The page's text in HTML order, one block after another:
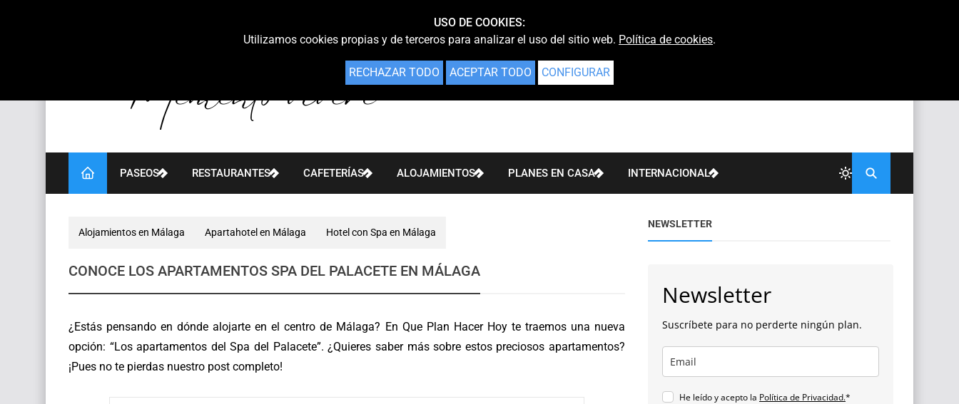
PASEOS RESTAURANTES CAFETERÍAS ALOJAMIENTOS PLANES EN CASA INTERNACIONAL
Alojamientos en Málaga Apartahotel en Málaga Hotel con Spa en Málaga
CONOCE LOS APARTAMENTOS SPA DEL PALACETE EN MÁLAGA
¿Estás pensando en dónde alojarte en el centro de Málaga? En Que Plan Hacer Hoy te traemos una nueva
opción: “Los apartamentos del Spa del Palacete”. ¿Quieres saber más sobre estos preciosos apartamentos?
¡Pues no te pierdas nuestro post completo!
NEWSLETTER
Newsletter
Suscríbete para no perderte ningún plan.
He leído y acepto la Política de Privacidad.*
USO DE COOKIES:
Utilizamos cookies propias y de terceros para analizar el uso del sitio web. Política de cookies.
RECHAZAR TODO ACEPTAR TODO CONFIGURAR